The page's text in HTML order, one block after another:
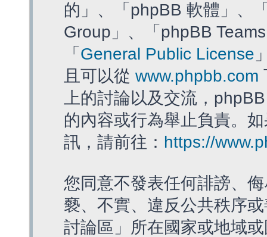
的」、「phpBB 軟體」、
Group」、「phpBB
「 General Public License
且可以從 www.phpbb.com
上的討論以及交流，
的內容或行為舉止負責。
訊，請前往： https://
您同意不發表任何誹謗、
褻、不實、違反公共秩序
討論區」所在國家或地域